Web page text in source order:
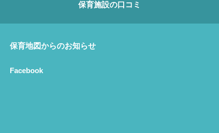
保育施設の口コミ
保育地図からのお知らせ
Facebook